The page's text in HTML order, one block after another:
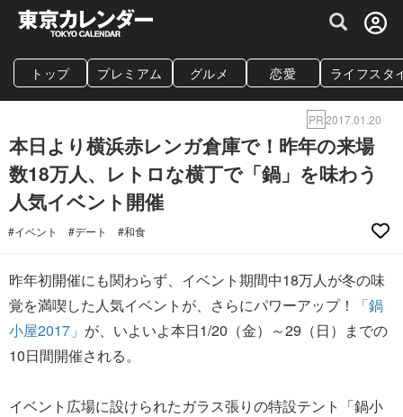
グルメ情報・プレミアムレストラン予約
トップ プレミアム グルメ 恋愛 ライフスタ
PR2017.01.20
本日より横浜赤レンガ倉庫で！昨年の来場
数18万人、レトロな横丁で「鍋」を味わう
人気イベント開催
#イベント #デート #和食
昨年初開催にも関わらず、イベント期間中18万人が冬の味
覚を満喫した人気イベントが、さらにパワーアップ！
「鍋
小屋2017」 が、いよいよ本日1/20（金）～29（日）までの
10日間開催される。
イベント広場に設けられたガラス張りの特設テント「鍋小